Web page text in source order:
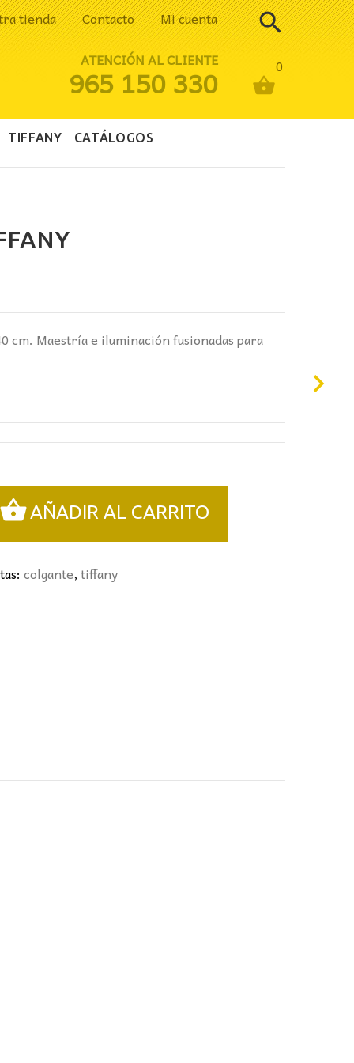
tienda Contacto Mi cuenta
0
ATENCIÓN AL CLIENTE
965 150 330
TIFFANY CATÁLOGOS
cm. Maestría e iluminación fusionadas para
AÑADIR AL CARRITO
colgante,tiffany